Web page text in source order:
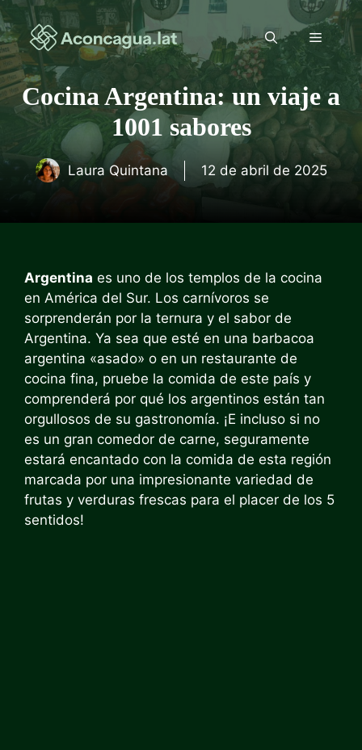
Saltar
al
contenido
Menú
Cocina Argentina: un viaje a
1001 sabores
Laura Quintana 12 de abril de 2025
Argentina es uno de los templos de la cocina
en América del Sur. Los carnívoros se
sorprenderán por la ternura y el sabor de
Argentina. Ya sea que esté en una barbacoa
argentina «asado» o en un restaurante de
cocina fina, pruebe la comida de este país y
comprenderá por qué los argentinos están tan
orgullosos de su gastronomía. ¡E incluso si no
es un gran comedor de carne, seguramente
estará encantado con la comida de esta región
marcada por una impresionante variedad de
frutas y verduras frescas para el placer de los 5
sentidos!